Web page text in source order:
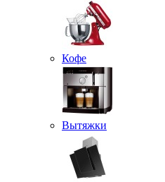
Кофе
Вытяжки